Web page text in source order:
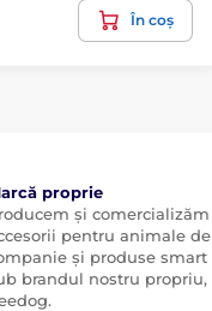
În coș
proprie
și comercializăm
pentru animale de
și produse smart
brandul nostru propriu,